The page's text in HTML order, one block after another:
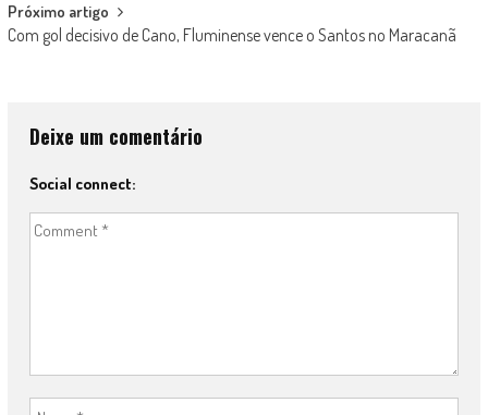
Próximo artigo
Com gol decisivo de Cano, Fluminense vence o Santos no Maracanã
Deixe um comentário
Social connect: